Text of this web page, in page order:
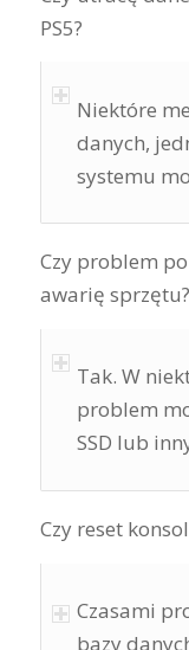
PS5?
Niektóre
danych,
systemu
Czy problem
awarię sprzętu?
Tak. W
problem
SSD lub
Czy reset
Czasami
bazy